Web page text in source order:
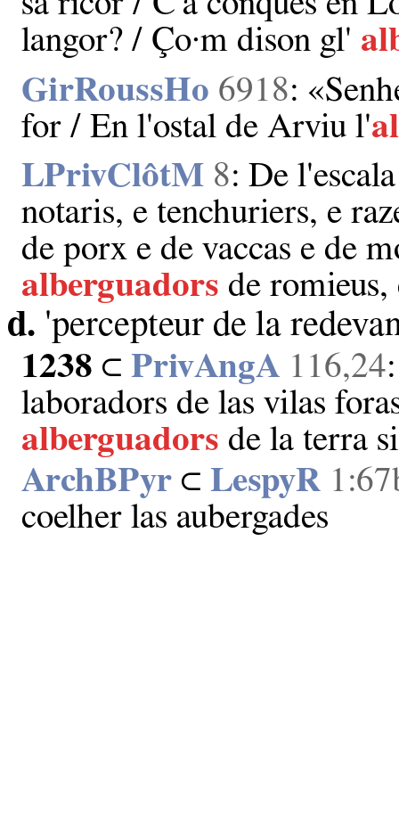
langor? / Ço·m dison gl'
GirRoussHo 6918:
for / En l'ostal de Arviu l'
LPrivClôtM 8: De
notaris, e tenchuriers, e
de porx e de vaccas e de
alberguadors de romieus,
d. 'percepteur de la
1238 ⊂PrivAngA 116,24
laboradors de las vilas
alberguadors de la terra
ArchBPyr ⊂LespyR
coelher las aubergades